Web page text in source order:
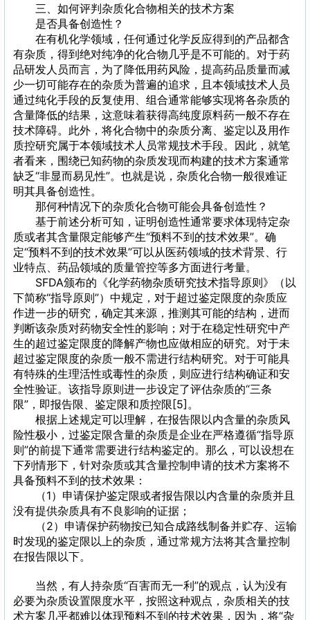
三、如何评判杂质化合物相关的技术方案
是否具备创造性？
在有机化学领域，任何通过化学反应得到的产品都含
有杂质，得到绝对纯净的化合物几乎是不可能的。对于药
品研发人员而言，为了降低用药风险，提高药品质量而减
少一切可能存在的杂质为普遍的追求，且本领域技术人员
通过纯化手段的反复使用、组合通常能够实现将各杂质的
含量降低的结果，这意味着获得高纯度原料药一般不存在
技术障碍。此外，将化合物中的杂质分离、鉴定以及用作
质控研究属于本领域技术人员常规技术手段。因此，就笔
者看来，围绕已知药物的杂质发现而构建的技术方案通常
缺乏“非显而易见性”。也就是说，杂质化合物一般很难证
明其具备创造性。
那何种情况下的杂质化合物可能会具备创造性？
基于前述分析可知，证明创造性通常要求体现特定杂
质或者其含量限定能够产生“预料不到的技术效果”。确
定“预料不到的技术效果”可以从医药领域的技术背景、行
业特点、药品领域的质量管控等多方面进行考量。
SFDA颁布的《化学药物杂质研究技术指导原则》（以
下简称“指导原则”）中规定，对于超过鉴定限度的杂质应
作进一步的研究，确定其来源，推测其可能的结构，进而
判断该杂质对药物安全性的影响；对于在稳定性研究中产
生的超过鉴定限度的降解产物也应做相应的研究。对于未
超过鉴定限度的杂质一般不需进行结构研究。对于可能具
有特殊的生理活性或毒性的杂质，则应进行结构确证和安
全性验证。该指导原则进一步设定了评估杂质的“三条
限”，即报告限、鉴定限和质控限[5]。
根据上述规定可以理解，在报告限以内含量的杂质风
险性极小，过鉴定限含量的杂质是企业在严格遵循“指导原
则”的前提下通常需要进行结构鉴定的。那么，可以设想在
下列情形下，针对杂质或其含量控制申请的技术方案将不
具备预料不到的技术效果：
（1）申请保护鉴定限或者报告限以内含量的杂质并且
没有提供杂质具有不良影响的证据；
（2）申请保护药物按已知合成路线制备并贮存、运输
时发现的鉴定限以上的杂质，通过常规方法将其含量控制
在报告限以下。
当然，有人持杂质“百害而无一利”的观点，认为没有
必要为杂质设置限度水平，按照这种观点，杂质相关的技
术方案几乎都难以体现预料不到的技术效果，因为，将“杂